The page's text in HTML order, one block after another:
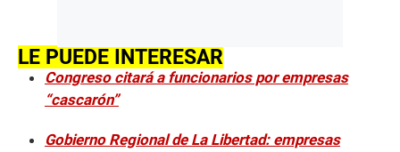
LE PUEDE INTERESAR
Congreso citará a funcionarios por empresas
“cascarón”
Gobierno Regional de La Libertad: empresas